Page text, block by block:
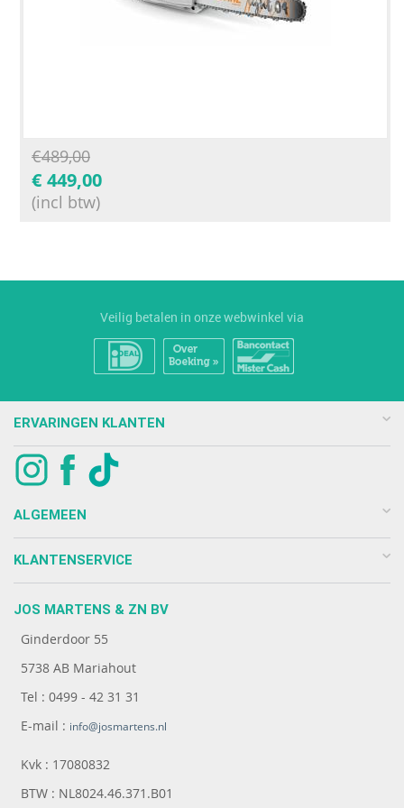
€489,00
€ 449,00
(incl btw)
Veilig betalen in onze webwinkel via
ERVARINGEN KLANTEN
ALGEMEEN
KLANTENSERVICE
JOS MARTENS & ZN BV
Ginderdoor 55
5738 AB Mariahout
Tel : 0499 - 42 31 31
E-mail : info@josmartens.nl
Kvk : 17080832
BTW : NL8024.46.371.B01